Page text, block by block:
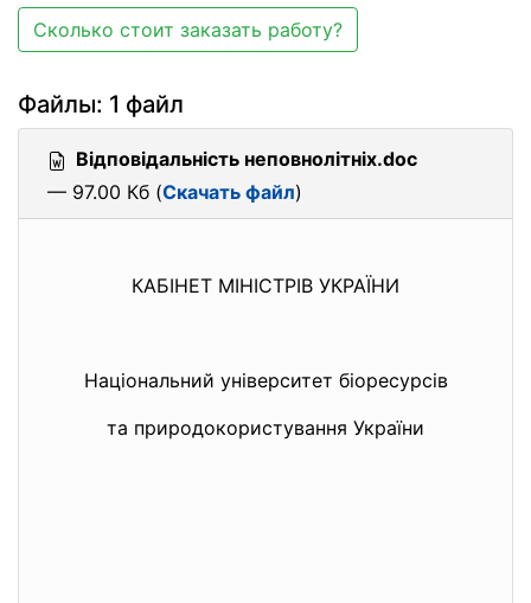
Сколько стоит заказать работу?
Файлы: 1 файл
Відповідальність неповнолітніх.doc
— 97.00 Кб (Скачать файл)
КАБІНЕТ МІНІСТРІВ УКРАЇНИ
Національний університет біоресурсів
та природокористування України